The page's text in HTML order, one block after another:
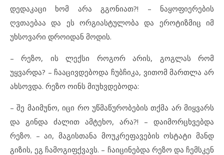
დედაკაცი ხომ არა გგონიათ?! – ნაყოფიერების
ღვთაებაა და ეს ორგიასტულობა და ეროტიზმიც იმ
უხსოვარი დროიდან მოდის.
– რეზო, ის ლექსი როგორ არის, გოგლას რომ
უყვარდა? – ჩააცივდებოდა ჩუბჩიკა, ვითომ მართლა არ
ახსოვდა. რეზო ოინს მიუხვდებოდა:
– შე მაიმუნო, იცი რო უწმაწურობების თქმა არ მიყვარს
და გინდა ძალით ამტეხო, არა?! – დაიმორცხვებდა
რეზო. – აი, მაგისთანა მოუკრეფავების ოსტატი მანდ
გიზის, ეგ ჩამოგიფქვავს. – ჩაიცინებდა რეზო და ჩემსკენ